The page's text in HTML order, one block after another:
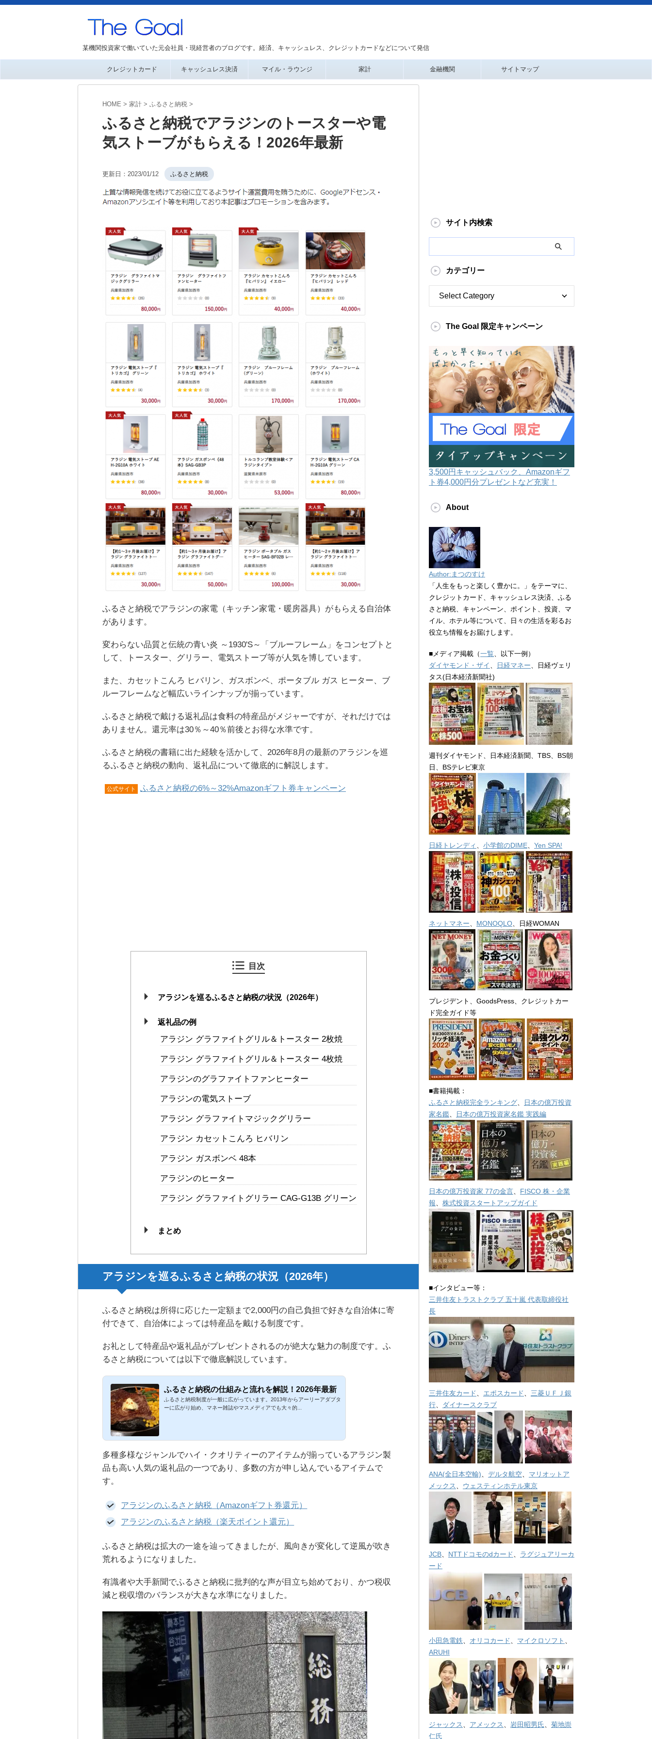
某機関投資家で働いていた元会社員・現経営者のブログです。経済、キャッシュレス、クレジットカードなどについて発信
クレジットカード キャッシュレス決済 マイル・ラウンジ 家計 金融機関 サイトマップ
HOME > 家計 > ふるさと納税 >
ふるさと納税でアラジンのトースターや電
気ストーブがもらえる！2026年最新
更新日： 2023/01/12 ふるさと納税
ふるさと納税でアラジンの家電（キッチン家電・暖房器具）がもらえる自治体
があります。
変わらない品質と伝統の青い炎 ～1930'S～「ブルーフレーム」をコンセプトと
して、トースター、グリラー、電気ストーブ等が人気を博しています。
また、カセットこんろ ヒバリン、ガスボンベ、ポータブル ガス ヒーター、ブ
ルーフレームなど幅広いラインナップが揃っています。
ふるさと納税で戴ける返礼品は食料の特産品がメジャーですが、それだけでは
ありません。還元率は30％～40％前後とお得な水準です。
ふるさと納税の書籍に出た経験を活かして、2026年8月の最新のアラジンを巡
るふるさと納税の動向、返礼品について徹底的に解説します。
公式サイト ふるさと納税の6%～32%Amazonギフト券キャンペーン
目次
アラジンを巡るふるさと納税の状況（2026年）
返礼品の例
アラジン グラファイトグリル＆トースター 2枚焼
アラジン グラファイトグリル＆トースター 4枚焼
アラジンのグラファイトファンヒーター
アラジンの電気ストーブ
アラジン グラファイトマジックグリラー
アラジン カセットこんろ ヒバリン
アラジン ガスボンベ 48本
アラジンのヒーター
アラジン グラファイトグリラー CAG-G13B グリーン
まとめ
アラジンを巡るふるさと納税の状況（2026年）
ふるさと納税は所得に応じた一定額まで2,000円の自己負担で好きな自治体に寄
付できて、自治体によっては特産品を戴ける制度です。
お礼として特産品や返礼品がプレゼントされるのが絶大な魅力の制度です。ふ
るさと納税については以下で徹底解説しています。
ふるさと納税の仕組みと流れを解説！2026年最新
ふるさと納税制度が一般に広がっています。2013年からアーリーアダプタ
ーに広がり始め、マネー雑誌やマスメディアでも大々的...
多種多様なジャンルでハイ・クオリティーのアイテムが揃っているアラジン製
品も高い人気の返礼品の一つであり、多数の方が申し込んでいるアイテムで
す。
アラジンのふるさと納税（Amazonギフト券還元）
アラジンのふるさと納税（楽天ポイント還元）
ふるさと納税は拡大の一途を辿ってきましたが、風向きが変化して逆風が吹き
荒れるようになりました。
有識者や大手新聞でふるさと納税に批判的な声が目立ち始めており、かつ税収
減と税収増のバランスが大きな水準になりました。
サイト内検索
カテゴリー
The Goal 限定キャンペーン
3,500円キャッシュバック、Amazonギフ
ト券4,000円分プレゼントなど充実！
About
Author:まつのすけ
「人生をもっと楽しく豊かに。」をテーマに、
クレジットカード、キャッシュレス決済、ふる
さと納税、キャンペーン、ポイント、投資、マ
イル、ホテル等について、日々の生活を彩るお
役立ち情報をお届けします。
■メディア掲載（一覧 、以下一例）
ダイヤモンド・ザイ
日経マネー 、日経ヴェリ
タス(日本経済新聞社)
週刊ダイヤモンド、日本経済新聞、TBS、BS朝
日、BSテレビ東京
日経トレンディ 小学館のDIME Yen SPA!
ネットマネー MONOQLO 、日経WOMAN
プレジデント、GoodsPress、クレジットカー
ド完全ガイド等
■書籍掲載：
ふるさと納税完全ランキング、
日本の億万投資
家名鑑、 日本の億万投資家名鑑 実践編
日本の億万投資家 77の金言、 FISCO 株・企業
報、 株式投資スタートアップガイド
■インタビュー等：
三井住友トラストクラブ 五十嵐 代表取締役社
長
三井住友カード エポスカード
三菱ＵＦＪ銀
行
ダイナースクラブ
ANA(全日本空輸) デルタ航空
マリオットア
メックス
ウェスティンホテル東京
JCB NTTドコモのdカード
ラグジュアリーカ
ード
小田急電鉄 オリコカード マイクロソフト
ARUHI
ジャックス アメックス 岩田昭男氏
菊地崇
仁氏